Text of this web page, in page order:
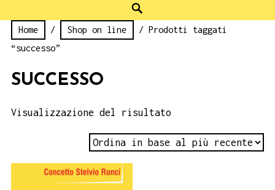
Home / Shop on line
/ Prodotti taggati
“successo”
SUCCESSO
Visualizzazione del risultato